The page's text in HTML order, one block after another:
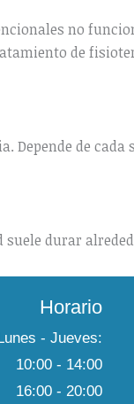
no
de
Depende de
durar
Horario
- Jueves:
10:00 - 14:00
16:00 - 20:00